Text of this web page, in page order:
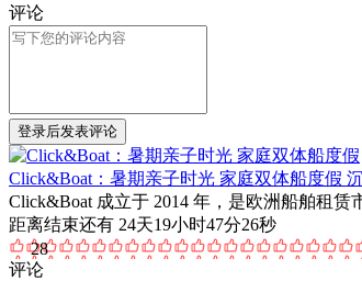
评论
登录后发表评论
Click&Boat：暑期亲子时光 家庭双体船度假
Click&Boat 成立于 2014 年，是欧洲船舶租
距离结束还有 24天19小时47分26秒
28
评论